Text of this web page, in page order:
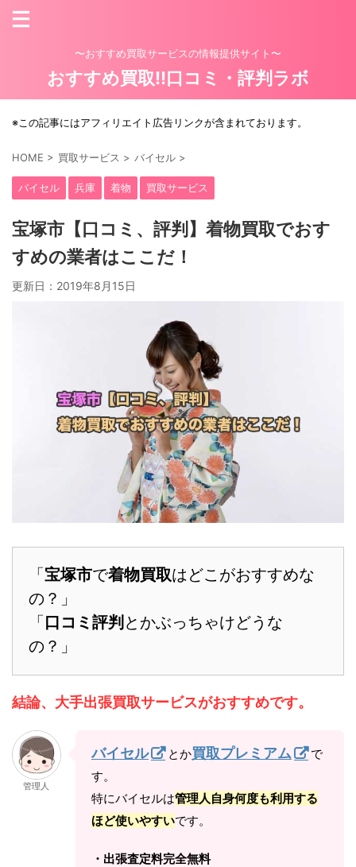
〜おすすめ買取サービスの情報提供サイト〜
おすすめ買取!!口コミ・評判ラボ
※この記事にはアフィリエイト広告リンクが含まれております。
HOME > 買取サービス > バイセル >
バイセル 兵庫 着物 買取サービス
宝塚市【口コミ、評判】着物買取でおす
すめの業者はここだ！
更新日： 2019年8月15日
「宝塚市で着物買取はどこがおすすめな
の？」
「口コミ評判 とかぶっちゃけどうな
の？」
結論、大手出張買取サービスがおすすめです。
管理人
バイセル とか買取プレミアム
で
す。
特にバイセルは管理人自身何度も利用する
ほど使いやすいです。
・出張査定料完全無料